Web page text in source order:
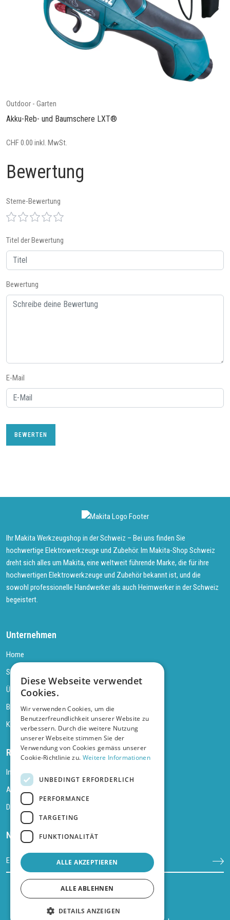
Outdoor - Garten
Akku-Reb- und Baumschere LXT®
CHF 0.00 inkl. MwSt.
Bewertung
Sterne-Bewertung
Titel der Bewertung
Bewertung
E-Mail
BEWERTEN
Ihr Makita Werkzeugshop in der Schweiz – Bei uns finden Sie
hochwertige Elektrowerkzeuge und Zubehör. Im Makita-Shop Schweiz
dreht sich alles um Makita, eine weltweit führende Marke, die für ihre
hochwertigen Elektrowerkzeuge und Zubehör bekannt ist, und die
sowohl professionelle Handwerker als auch Heimwerker in der Schweiz
begeistert.
Unternehmen
Home
Shop
Über uns
Blog
Kontakt
Rechtliches
Impressum
AGB
Datenschutz
Newsletter abonnieren
Diese Webseite verwendet
Cookies.
Wir verwenden Cookies, um die
Benutzerfreundlichkeit unserer Website zu
verbessern. Durch die weitere Nutzung
unserer Webseite stimmen Sie der
Verwendung von Cookies gemäss unserer
Cookie-Richtlinie zu. Weitere Informationen
UNBEDINGT ERFORDERLICH
PERFORMANCE
TARGETING
FUNKTIONALITÄT
ALLE AKZEPTIEREN
ALLE ABLEHNEN
DETAILS ANZEIGEN